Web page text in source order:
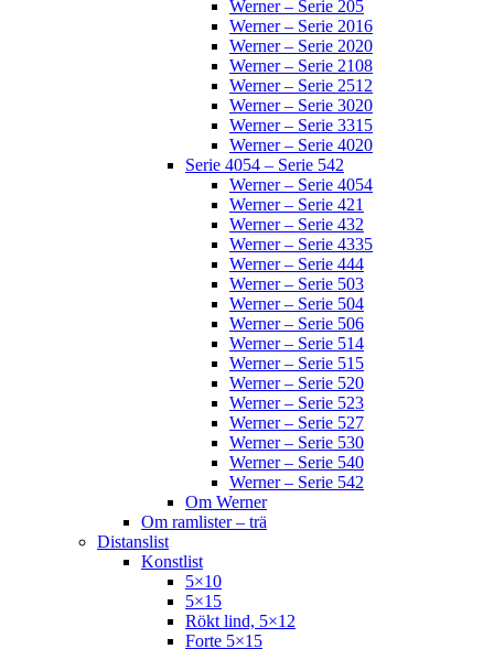
Werner – Serie 205
Werner – Serie 2016
Werner – Serie 2020
Werner – Serie 2108
Werner – Serie 2512
Werner – Serie 3020
Werner – Serie 3315
Werner – Serie 4020
Serie 4054 – Serie 542
Werner – Serie 4054
Werner – Serie 421
Werner – Serie 432
Werner – Serie 4335
Werner – Serie 444
Werner – Serie 503
Werner – Serie 504
Werner – Serie 506
Werner – Serie 514
Werner – Serie 515
Werner – Serie 520
Werner – Serie 523
Werner – Serie 527
Werner – Serie 530
Werner – Serie 540
Werner – Serie 542
Om Werner
Om ramlister – trä
Distanslist
Konstlist
5×10
5×15
Rökt lind, 5×12
Forte 5×15